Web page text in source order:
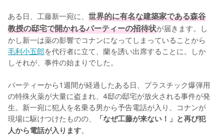
ある日、工藤新一宛に、 世界的に有名な建築家である森谷
教授の邸宅で開かれるパーティーの招待状が届きます。し
かし新一は薬の影響でコナンになってしまっていることから
毛利小五郎を代行者に立て、蘭を誘い出席することに。しか
しそれが、事件の始まりでした。
パーティーから1週間が経過したある日、プラスチック爆弾用
の特殊火薬が大量に盗まれ、4邸の邸宅が放火される事件が発
生。新一宛に犯人を名乗る男から予告電話が入り、コナンが
現場に駆けつけたものの、
「なぜ工藤が来ない！」と再び犯
人から電話が入ります。